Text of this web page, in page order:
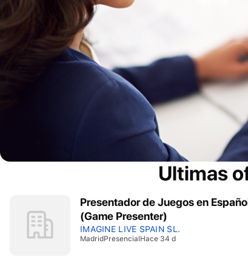
Ultimas
Presentador de Juegos en
(Game Presenter)
IMAGINE LIVE SPAIN SL.
MadridPresencialHace 34 d